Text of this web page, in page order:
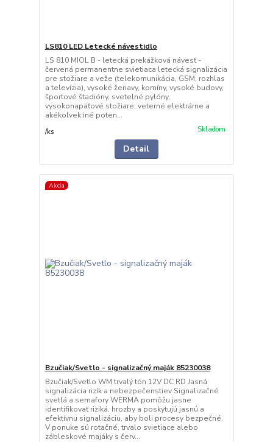
LS810 LED Letecké návestidlo
LS 810 MIOL B - letecká prekážková návesť -
červená permanentne svietiaca letecká signalizácia
pre stožiare a veže (telekomunikácia, GSM, rozhlas
a televízia), vysoké žeriavy, komíny, vysoké budovy,
športové štadióny, svetelné pylóny,
vysokonapäťové stožiare, veterné elektrárne a
akékoľvek iné poten...
/ks Skladom
Detail
Akcia
Bzučiak/Svetlo - signalizačný maják 85230038
Bzučiak/Svetlo WM trvalý tón 12V DC RD Jasná
signalizácia rizík a nebezpečenstiev Signalizačné
svetlá a semafory WERMA pomôžu jasne
identifikovať riziká, hrozby a poskytujú jasnú a
efektívnu signalizáciu, aby boli procesy bezpečné.
V ponuke sú rotačné, trvalo svietiace alebo
zábleskové majáky s červ...